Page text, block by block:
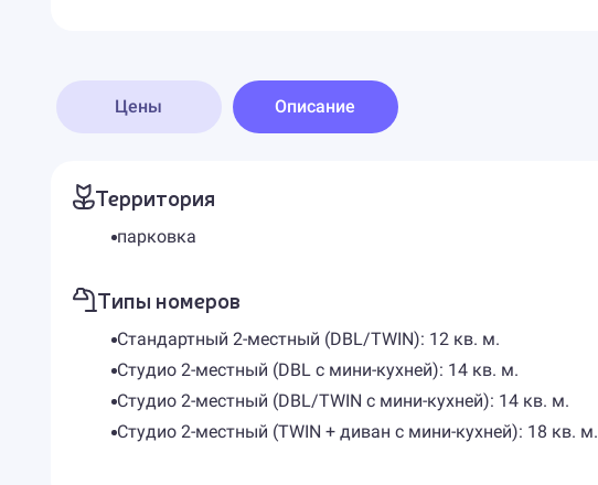
Цены Описание
Территория
парковка
Типы номеров
Стандартный 2-местный (DBL/TWIN): 12 кв. м.
Студио 2-местный (DBL с мини-кухней): 14 кв. м.
Студио 2-местный (DBL/TWIN с мини-кухней): 14 кв. м.
Студио 2-местный (TWIN + диван с мини-кухней): 18 кв. м.